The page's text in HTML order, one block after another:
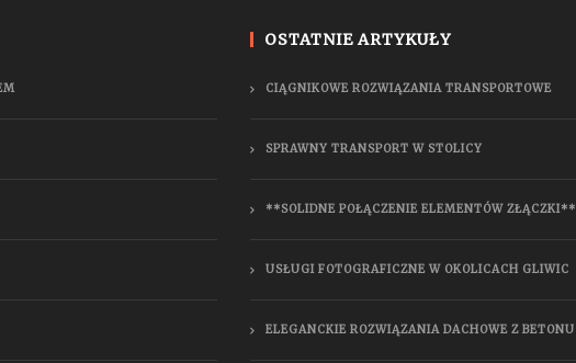
OSTATNIE ARTYKUŁY
CIĄGNIKOWE ROZWIĄZANIA TRANSPORTOWE
SPRAWNY TRANSPORT W STOLICY
**SOLIDNE POŁĄCZENIE ELEMENTÓW ZŁĄCZKI**
USŁUGI FOTOGRAFICZNE W OKOLICACH GLIWIC
ELEGANCKIE ROZWIĄZANIA DACHOWE Z BETONU